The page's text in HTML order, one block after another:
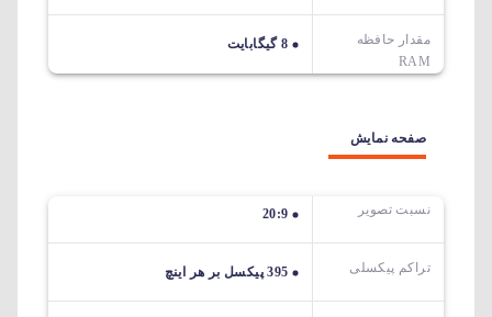
مقدار حافظه
RAM
8 گیگابایت
صفحه نمایش
نسبت تصویر 20:9
تراکم پیکسلی 395 پیکسل بر هر اینچ